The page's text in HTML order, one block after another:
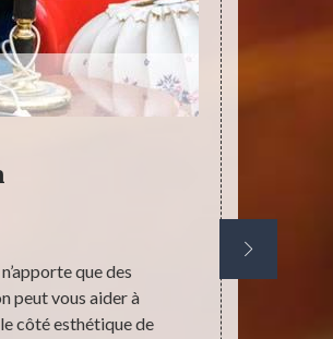
que des
peut vous aider à
côté esthétique de